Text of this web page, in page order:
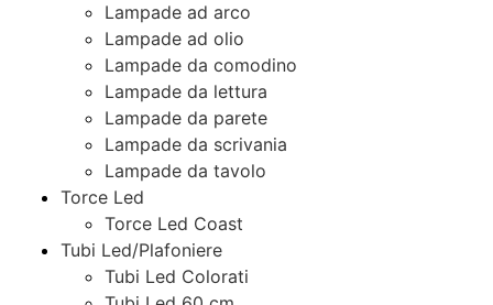
Lampade ad arco
Lampade ad olio
Lampade da comodino
Lampade da lettura
Lampade da parete
Lampade da scrivania
Lampade da tavolo
Torce Led
Torce Led Coast
Tubi Led/Plafoniere
Tubi Led Colorati